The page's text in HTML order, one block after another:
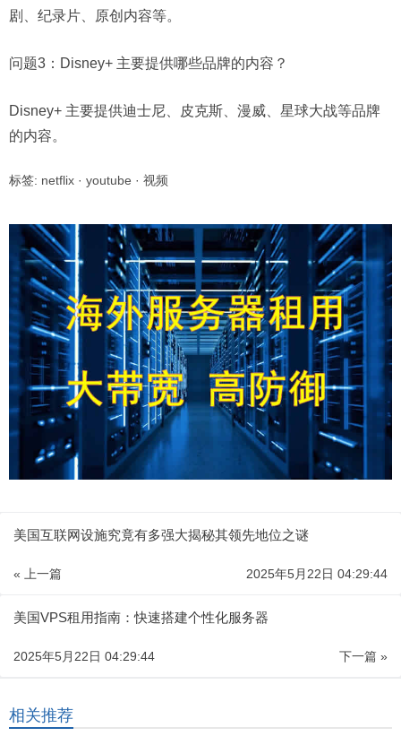
剧、纪录片、原创内容等。
问题3： Disney+ 主要提供哪些品牌的内容？
Disney+ 主要提供迪士尼、皮克斯、漫威、星球大战等品牌
的内容。
标签: netflix · youtube · 视频
美国互联网设施究竟有多强大揭秘其领先地位之谜
« 上一篇 2025年5月22日 04:29:44
美国VPS租用指南：快速搭建个性化服务器
下一篇 »
2025年5月22日 04:29:44
相关推荐